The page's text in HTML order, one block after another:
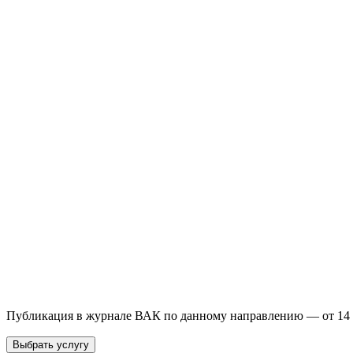
Публикация в журнале ВАК по данному направлению — от 14
Выбрать услугу